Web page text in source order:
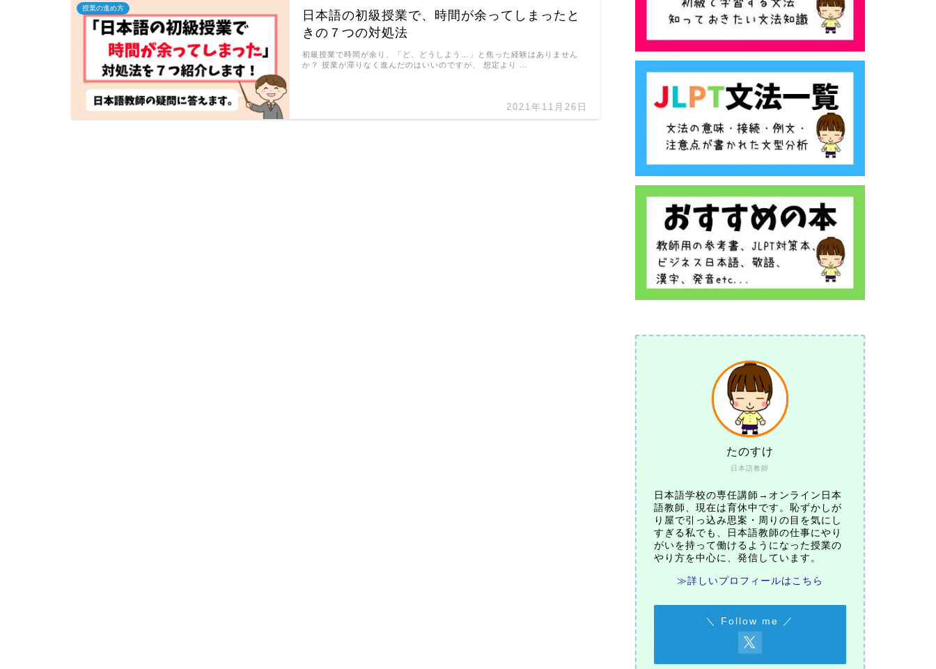
授業の進め方
日本語の初級授業で、時間が余ってしまったと
きの７つの対処法
2021年11月26日
初級授業で時間が余り、「ど、どうしよう…」と焦った経験はありません
か？ 授業が滞りなく進んだのはいいのですが、 想定より …
日本語教師
たのすけ
日本語学校の専任講師→オンライン日本
語教師、現在は育休中です。恥ずかしが
り屋で引っ込み思案・周りの目を気にし
すぎる私でも、日本語教師の仕事にやり
がいを持って働けるようになった授業の
やり方を中心に、発信しています。
≫詳しいプロフィールはこちら
＼ Follow me ／